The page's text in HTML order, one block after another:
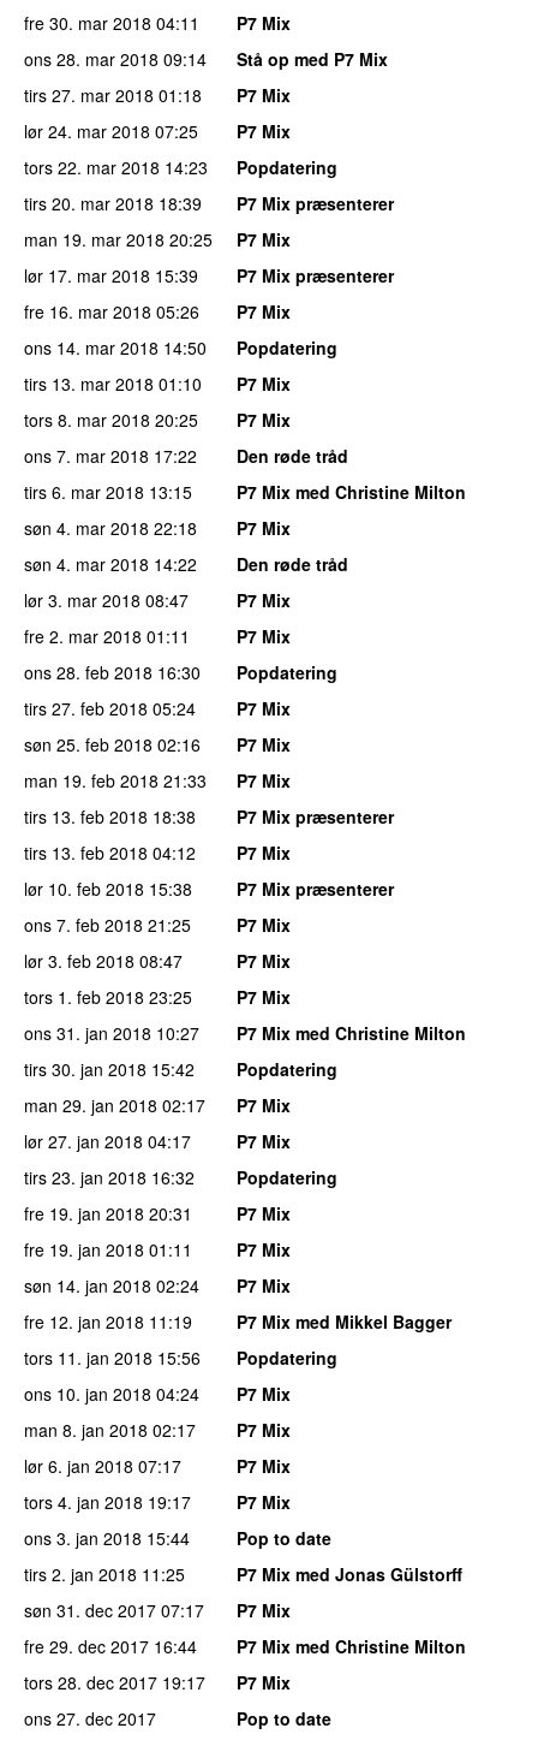
fre 30. mar 2018 04:11
P7 Mix
ons 28. mar 2018 09:14
Stå op med P7 Mix
tirs 27. mar 2018 01:18
P7 Mix
lør 24. mar 2018 07:25
P7 Mix
tors 22. mar 2018 14:23
Popdatering
tirs 20. mar 2018 18:39
P7 Mix præsenterer
man 19. mar 2018 20:25
P7 Mix
lør 17. mar 2018 15:39
P7 Mix præsenterer
fre 16. mar 2018 05:26
P7 Mix
ons 14. mar 2018 14:50
Popdatering
tirs 13. mar 2018 01:10
P7 Mix
tors 8. mar 2018 20:25
P7 Mix
ons 7. mar 2018 17:22
Den røde tråd
tirs 6. mar 2018 13:15
P7 Mix med Christine Milton
søn 4. mar 2018 22:18
P7 Mix
søn 4. mar 2018 14:22
Den røde tråd
lør 3. mar 2018 08:47
P7 Mix
fre 2. mar 2018 01:11
P7 Mix
ons 28. feb 2018 16:30
Popdatering
tirs 27. feb 2018 05:24
P7 Mix
søn 25. feb 2018 02:16
P7 Mix
man 19. feb 2018 21:33
P7 Mix
tirs 13. feb 2018 18:38
P7 Mix præsenterer
tirs 13. feb 2018 04:12
P7 Mix
lør 10. feb 2018 15:38
P7 Mix præsenterer
ons 7. feb 2018 21:25
P7 Mix
lør 3. feb 2018 08:47
P7 Mix
tors 1. feb 2018 23:25
P7 Mix
ons 31. jan 2018 10:27
P7 Mix med Christine Milton
tirs 30. jan 2018 15:42
Popdatering
man 29. jan 2018 02:17
P7 Mix
lør 27. jan 2018 04:17
P7 Mix
tirs 23. jan 2018 16:32
Popdatering
fre 19. jan 2018 20:31
P7 Mix
fre 19. jan 2018 01:11
P7 Mix
søn 14. jan 2018 02:24
P7 Mix
fre 12. jan 2018 11:19
P7 Mix med Mikkel Bagger
tors 11. jan 2018 15:56
Popdatering
ons 10. jan 2018 04:24
P7 Mix
man 8. jan 2018 02:17
P7 Mix
lør 6. jan 2018 07:17
P7 Mix
tors 4. jan 2018 19:17
P7 Mix
ons 3. jan 2018 15:44
Pop to date
tirs 2. jan 2018 11:25
P7 Mix med Jonas Gülstorff
søn 31. dec 2017 07:17
P7 Mix
fre 29. dec 2017 16:44
P7 Mix med Christine Milton
tors 28. dec 2017 19:17
P7 Mix
ons 27. dec 2017
Pop to date